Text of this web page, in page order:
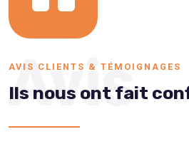
Avis
AVIS CLIENTS & TÉMOIGNAGES
Ils nous ont fait